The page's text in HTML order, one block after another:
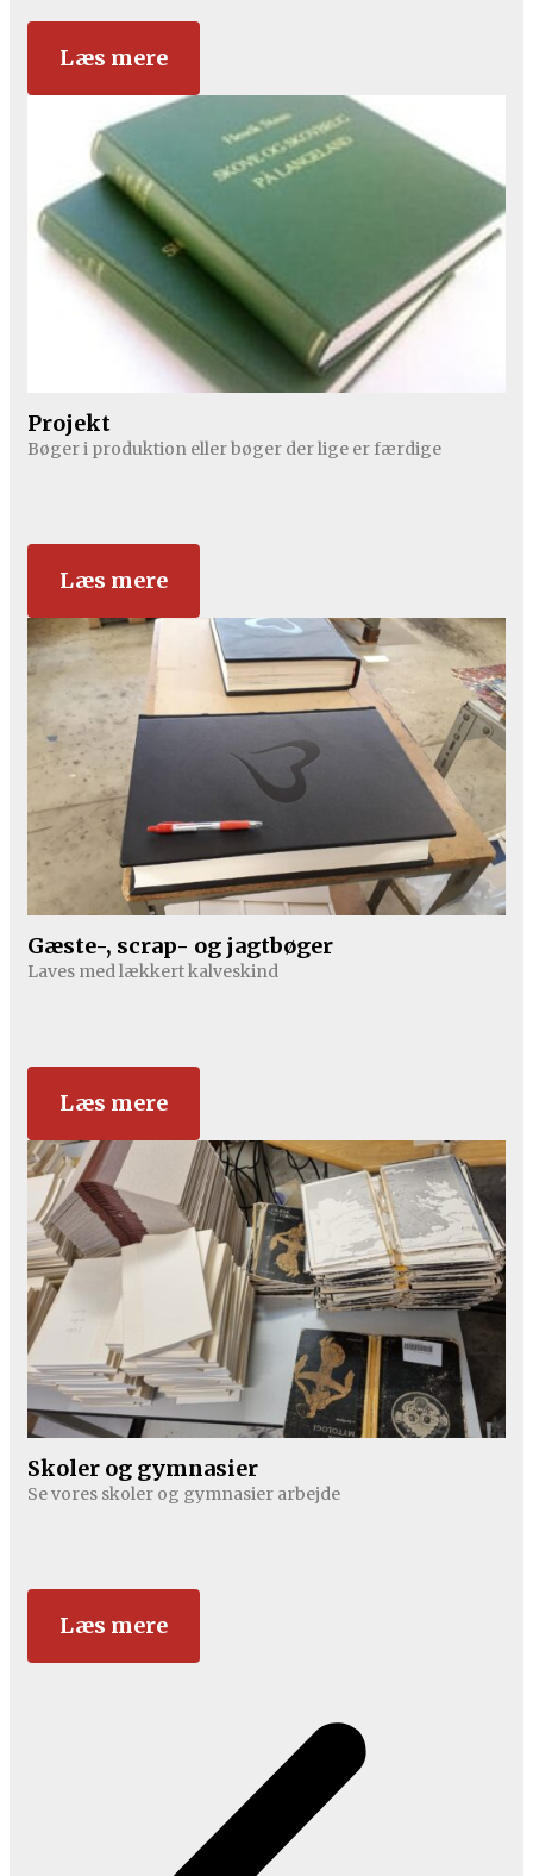
Læs mere
Projekt
Bøger i produktion eller bøger der lige er færdige
Læs mere
Gæste-, scrap- og jagtbøger
Laves med lækkert kalveskind
Læs mere
Skoler og gymnasier
Se vores skoler og gymnasier arbejde
Læs mere